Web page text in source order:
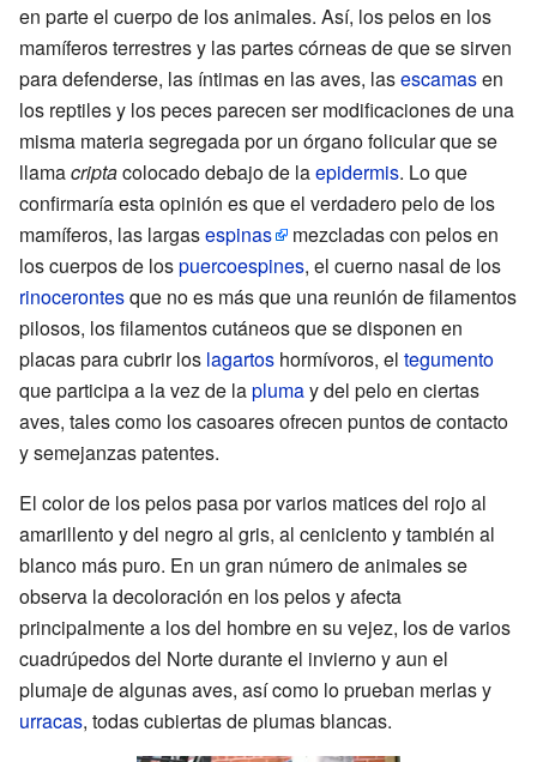
en parte el cuerpo de los animales. Así, los pelos en los
mamíferos terrestres y las partes córneas de que se sirven
para defenderse, las íntimas en las aves, lasescamasen
los reptiles y los peces parecen ser modificaciones de una
misma materia segregada por un órgano folicular que se
llamacriptacolocado debajo de laepidermis. Lo que
confirmaría esta opinión es que el verdadero pelo de los
mamíferos, las largasespinas
mezcladas con pelos en
los cuerpos de lospuercoespines, el cuerno nasal de los
rinocerontesque no es más que una reunión de filamentos
pilosos, los filamentos cutáneos que se disponen en
placas para cubrir los lagartos hormívoros, el tegumento
que participa a la vez de laplumay del pelo en ciertas
aves, tales como los casoares ofrecen puntos de contacto
y semejanzas patentes.
El color de los pelos pasa por varios matices del rojo al
amarillento y del negro al gris, al ceniciento y también al
blanco más puro. En un gran número de animales se
observa la decoloración en los pelos y afecta
principalmente a los del hombre en su vejez, los de varios
cuadrúpedos del Norte durante el invierno y aun el
plumaje de algunas aves, así como lo prueban merlas y
urracas, todas cubiertas de plumas blancas.